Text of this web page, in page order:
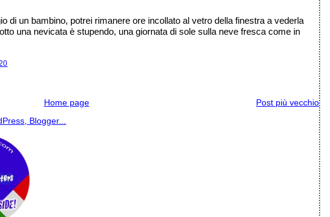
di un bambino, potrei rimanere ore incollato al vetro della finestra a vederla
una nevicata è stupendo, una giornata di sole sulla neve fresca come in
Post più vecchio
Home page